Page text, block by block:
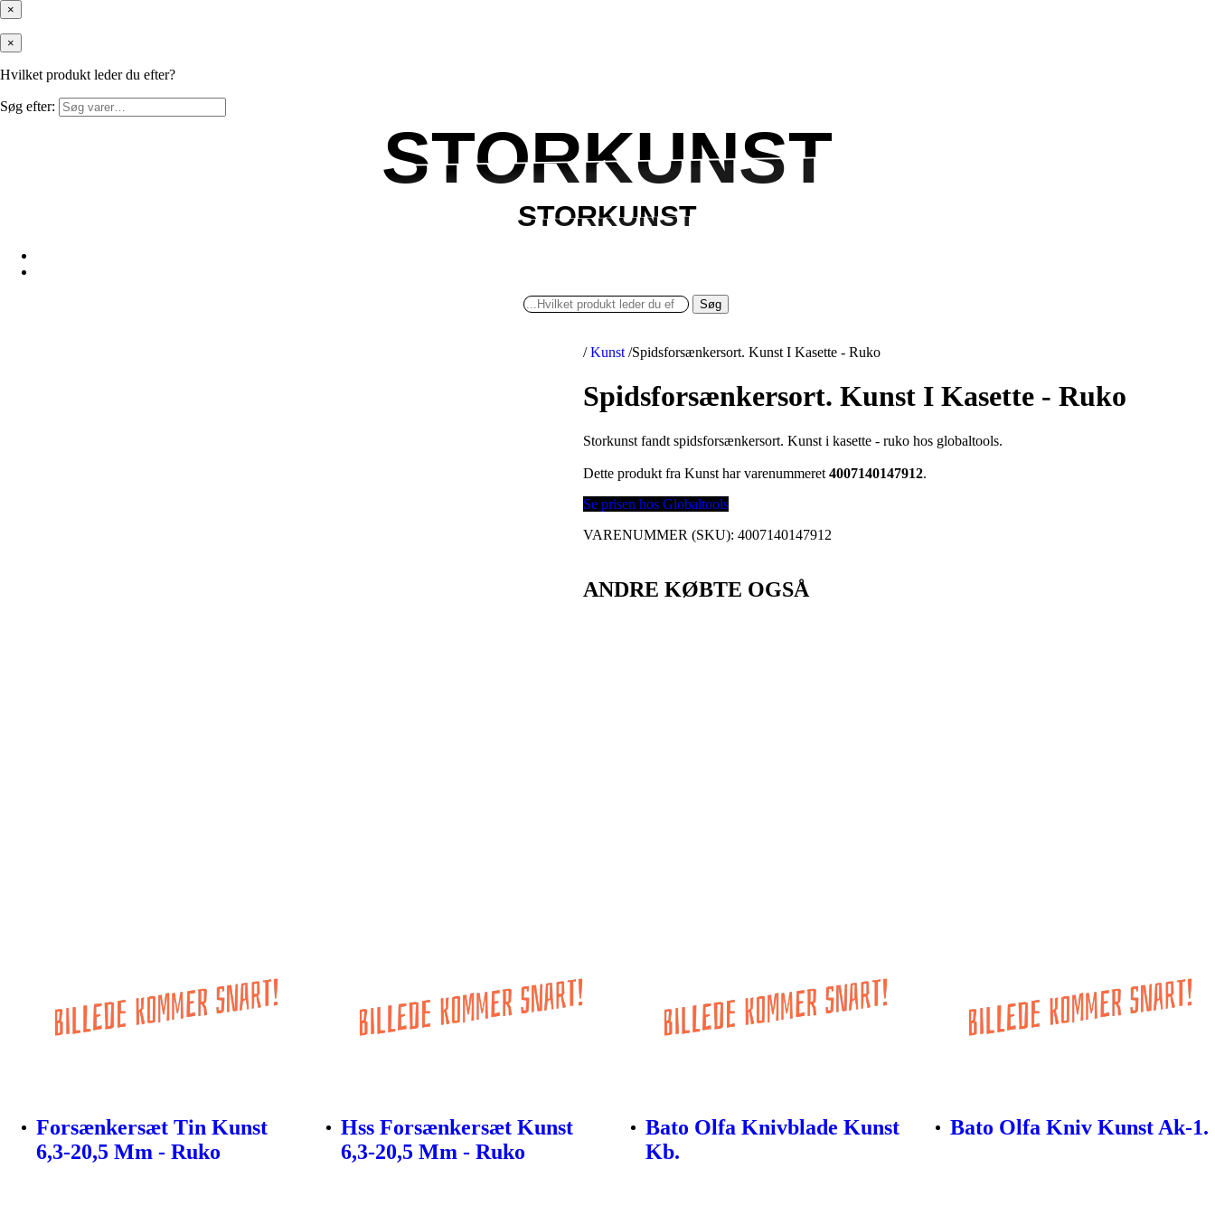
×
×
Hvilket produkt leder du efter?
Søg efter:
STORKUNST
STORKUNST
STORKUNST
STORKUNST
Søg
/ Kunst /Spidsforsænkersort. Kunst I Kasette - Ruko
Spidsforsænkersort. Kunst I Kasette - Ruko
Storkunst fandt spidsforsænkersort. Kunst i kasette - ruko hos globaltools.
Dette produkt fra Kunst har varenummeret4007140147912.
Se prisen hos Globaltools
VARENUMMER (SKU):4007140147912
ANDRE KØBTE OGSÅ
Forsænkersæt Tin Kunst
6,3-20,5 Mm - Ruko
Hss Forsænkersæt Kunst
6,3-20,5 Mm - Ruko
Bato Olfa Knivblade Kunst
Kb.
Bato Olfa Kniv Kunst Ak-1.